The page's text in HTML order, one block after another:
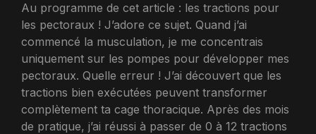
Au programme de cet article : les tractions pour
les pectoraux ! J’adore ce sujet. Quand j’ai
commencé la musculation, je me concentrais
uniquement sur les pompes pour développer mes
pectoraux. Quelle erreur ! J’ai découvert que les
tractions bien exécutées peuvent transformer
complètement ta cage thoracique. Après des mois
de pratique, j’ai réussi à passer de 0 à 12 tractions